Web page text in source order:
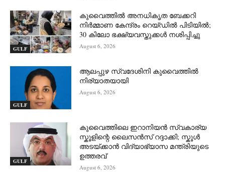
GULF
കുവൈത്തിൽ അനധികൃത ബേക്കറി
നിർമ്മാണ കേന്ദ്രം റെയ്ഡിൽ പിടിയിൽ;
30 കിലോ ഭക്ഷ്യവസ്തുക്കൾ നശിപ്പിച്ചു
August 6, 2026
GULF
ആലപ്പുഴ സ്വദേശിനി കുവൈത്തിൽ
നിര്യാതയായി
August 6, 2026
GULF
കുവൈത്തിലെ ഇറാനിയൻ സ്വകാര്യ
സ്കൂളിന്റെ ലൈസൻസ് റദ്ദാക്കി; സ്കൂൾ
അടയ്ക്കാൻ വിദ്യാഭ്യാസ മന്ത്രിയുടെ
ഉത്തരവ്
August 6, 2026